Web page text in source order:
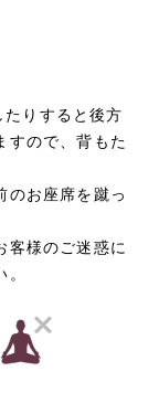
りすると後方
すので、背もた
のお座席を蹴っ
客様のご迷惑に